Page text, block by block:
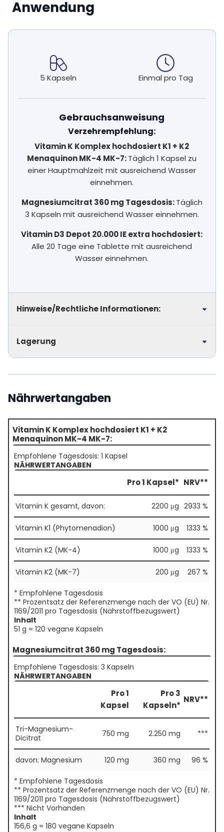
Anwendung
5 Kapseln Einmal pro Tag
Gebrauchsanweisung
Verzehrempfehlung:
Vitamin K Komplex hochdosiert K1 + K2
Menaquinon MK-4 MK-7:Täglich 1 Kapsel zu
einer Hauptmahlzeit mit ausreichend Wasser
einnehmen.
Magnesiumcitrat 360 mg Tagesdosis:Täglich
3 Kapseln mit ausreichend Wasser einnehmen.
Vitamin D3 Depot 20.000 IE extra hochdosiert:
Alle 20 Tage eine Tablette mit ausreichend
Wasser einnehmen.
Hinweise/Rechtliche Informationen:
Lagerung
Nährwertangaben
Vitamin K Komplex hochdosiert K1 + K2
Menaquinon MK-4 MK-7:
Empfohlene Tagesdosis: 1 Kapsel
NÄHRWERTANGABEN
Pro 1 Kapsel* NRV**
Vitamin K gesamt, davon: 2200 μg 2933 %
Vitamin K1 (Phytomenadion) 1000 μg 1333 %
Vitamin K2 (MK-4) 1000 μg 1333 %
Vitamin K2 (MK-7) 200 μg 267 %
* Empfohlene Tagesdosis
** Prozentsatz der Referenzmenge nach der VO (EU) Nr.
1169/2011 pro Tagesdosis (Nährstoffbezugswert)
Inhalt
51 g = 120 vegane Kapseln
Magnesiumcitrat 360 mg Tagesdosis:
Empfohlene Tagesdosis: 3 Kapseln
NÄHRWERTANGABEN
Pro 1
Kapsel
Pro 3
Kapseln*
NRV**
Tri-Magnesium-
Dicitrat
750 mg 2.250 mg ***
davon: Magnesium 120 mg 360 mg 96 %
* Empfohlene Tagesdosis
** Prozentsatz der Referenzmenge nach der VO (EU) Nr.
1169/2011 pro Tagesdosis (Nährstoffbezugswert)
*** Nicht Vorhanden
Inhalt
156,6 g = 180 vegane Kapseln